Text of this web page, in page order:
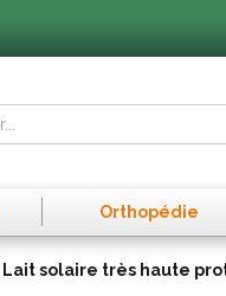
Orthopédie
Lait solaire très haute